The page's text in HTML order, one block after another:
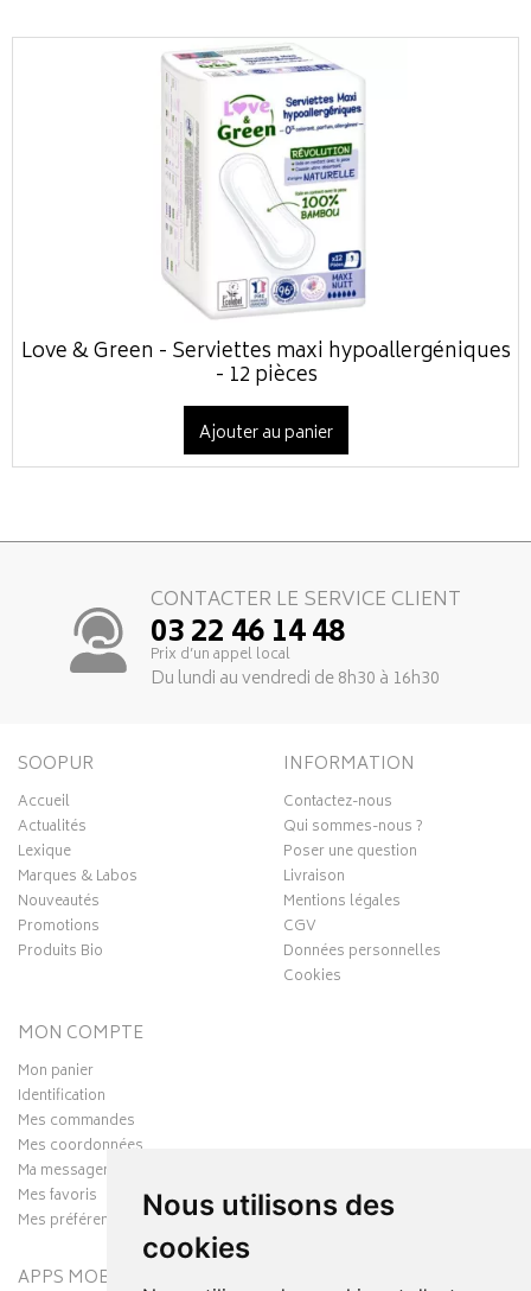
Nous utilisons des
cookies
Love & Green - Serviettes maxi hypoallergéniques
- 12 pièces
Ajouter au panier
CONTACTER LE SERVICE CLIENT
03 22 46 14 48
Prix d’un appel local
Du lundi au vendredi de 8h30 à 16h30
SOOPUR
Accueil
Actualités
Lexique
Marques & Labos
Nouveautés
Promotions
Produits Bio
INFORMATION
Contactez-nous
Qui sommes-nous ?
Poser une question
Livraison
Mentions légales
CGV
Données personnelles
Cookies
MON COMPTE
Mon panier
Identification
Mes commandes
Mes coordonnées
Ma messagerie
Mes favoris
Mes préférences Cookies
APPS MOBILES